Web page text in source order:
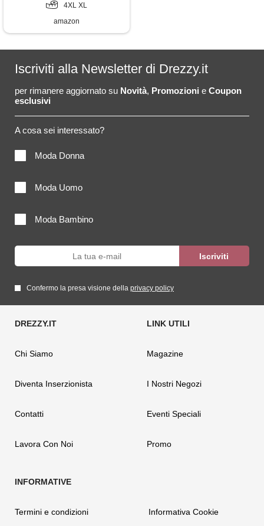
4XL XL
amazon
Iscriviti alla Newsletter di Drezzy.it
per rimanere aggiornato su Novità, Promozioni e Coupon
esclusivi
A cosa sei interessato?
Moda Donna
Moda Uomo
Moda Bambino
Confermo la presa visione della privacy policy
Chi Siamo
Diventa Inserzionista
Contatti
Lavora Con Noi
Magazine
I Nostri Negozi
Eventi Speciali
Promo
Termini e condizioni Informativa Cookie